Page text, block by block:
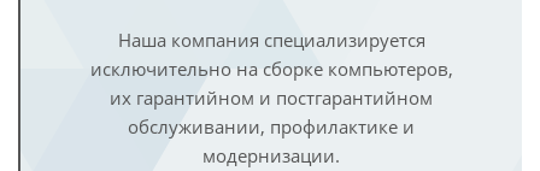
Наша компания специализируется
исключительно на сборке компьютеров,
их гарантийном и постгарантийном
обслуживании, профилактике и
модернизации.